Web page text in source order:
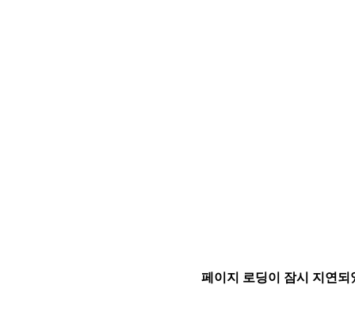
페이지 로딩이 잠시 지연